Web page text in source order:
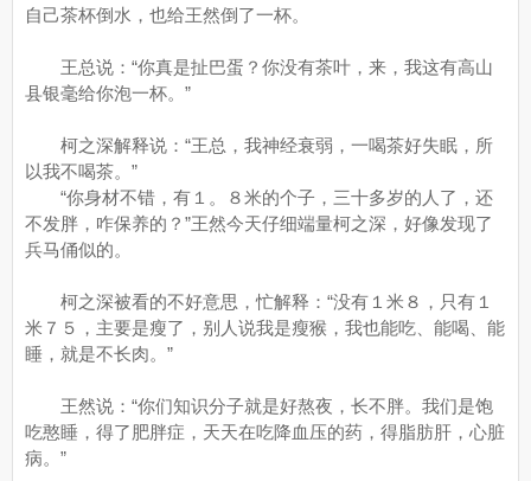
自己茶杯倒水，也给王然倒了一杯。
王总说：“你真是扯巴蛋？你没有茶叶，来，我这有高山
县银毫给你泡一杯。”
柯之深解释说：“王总，我神经衰弱，一喝茶好失眠，所
以我不喝茶。”
“你身材不错，有１。８米的个子，三十多岁的人了，还
不发胖，咋保养的？”王然今天仔细端量柯之深，好像发现了
兵马俑似的。
柯之深被看的不好意思，忙解释：“没有１米８，只有１
米７５，主要是瘦了，别人说我是瘦猴，我也能吃、能喝、能
睡，就是不长肉。”
王然说：“你们知识分子就是好熬夜，长不胖。我们是饱
吃憨睡，得了肥胖症，天天在吃降血压的药，得脂肪肝，心脏
病。”